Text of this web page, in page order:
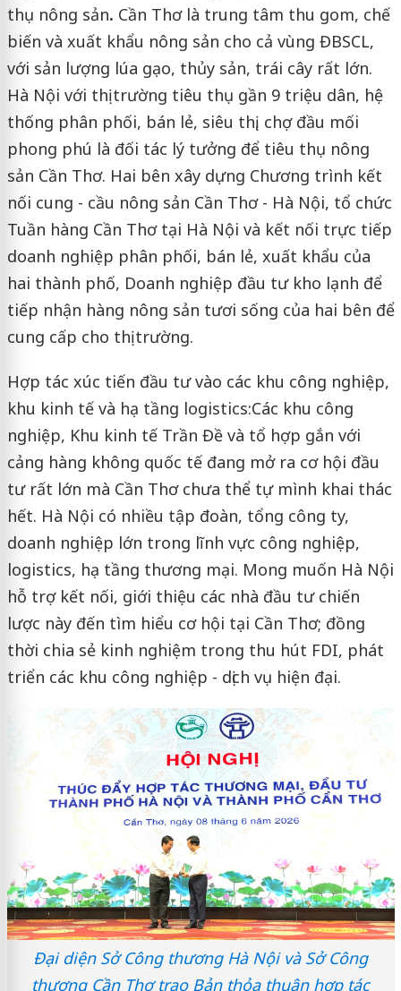
thụ nông sản. Cần Thơ là trung tâm thu gom, chế
biến và xuất khẩu nông sản cho cả vùng ĐBSCL,
với sản lượng lúa gạo, thủy sản, trái cây rất lớn.
Hà Nội với thị trường tiêu thụ gần 9 triệu dân, hệ
thống phân phối, bán lẻ, siêu thị, chợ đầu mối
phong phú là đối tác lý tưởng để tiêu thụ nông
sản Cần Thơ. Hai bên xây dựng Chương trình kết
nối cung - cầu nông sản Cần Thơ - Hà Nội, tổ chức
Tuần hàng Cần Thơ tại Hà Nội và kết nối trực tiếp
doanh nghiệp phân phối, bán lẻ, xuất khẩu của
hai thành phố, Doanh nghiệp đầu tư kho lạnh để
tiếp nhận hàng nông sản tươi sống của hai bên để
cung cấp cho thị trường.
Hợp tác xúc tiến đầu tư vào các khu công nghiệp,
khu kinh tế và hạ tầng logistics:Các khu công
nghiệp, Khu kinh tế Trần Đề và tổ hợp gắn với
cảng hàng không quốc tế đang mở ra cơ hội đầu
tư rất lớn mà Cần Thơ chưa thể tự mình khai thác
hết. Hà Nội có nhiều tập đoàn, tổng công ty,
doanh nghiệp lớn trong lĩnh vực công nghiệp,
logistics, hạ tầng thương mại. Mong muốn Hà Nội
hỗ trợ kết nối, giới thiệu các nhà đầu tư chiến
lược này đến tìm hiểu cơ hội tại Cần Thơ; đồng
thời chia sẻ kinh nghiệm trong thu hút FDI, phát
triển các khu công nghiệp - dịch vụ hiện đại.
Đại diện Sở Công thương Hà Nội và Sở Công
thương Cần Thơ trao Bản thỏa thuận hợp tác